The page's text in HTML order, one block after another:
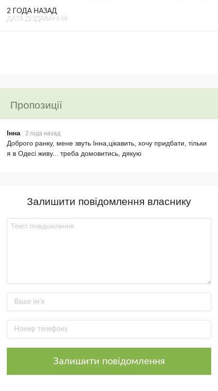
2 ГОДА НАЗАД
ДАТА ДОДАВАННЯ
Пропозиції
Інна 2 года назад
Доброго ранку, мене звуть Інна,цікавить, хочу придбати, тільки
я в Одесі живу... треба домовитись, дякую
Залишити повідомлення власнику
Залишити повідомлення